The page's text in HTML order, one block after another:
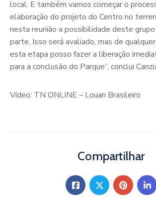
local. E também vamos começar o
elaboração do projeto do Centro no
nesta reunião a possibilidade deste
parte. Isso será avaliado, mas de
esta etapa posso fazer a liberação
para a conclusão do Parque”, conclui
Vídeo: TN ONLINE – Louan Brasileiro
Compartilhar